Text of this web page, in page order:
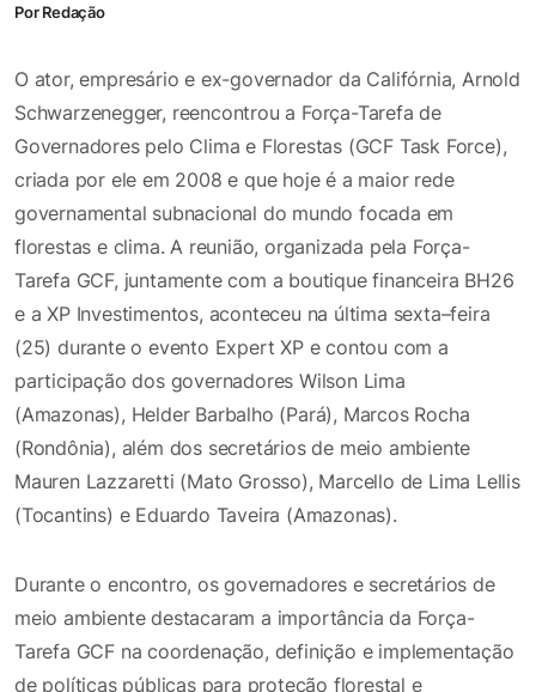
Por Redação
O ator, empresário e ex-governador da Califórnia, Arnold
Schwarzenegger, reencontrou a Força-Tarefa de
Governadores pelo Clima e Florestas (GCF Task Force),
criada por ele em 2008 e que hoje é a maior rede
governamental subnacional do mundo focada em
florestas e clima. A reunião, organizada pela Força-
Tarefa GCF, juntamente com a boutique financeira BH26
e a XP Investimentos, aconteceu na última sexta–feira
(25) durante o evento Expert XP e contou com a
participação dos governadores Wilson Lima
(Amazonas), Helder Barbalho (Pará), Marcos Rocha
(Rondônia), além dos secretários de meio ambiente
Mauren Lazzaretti (Mato Grosso), Marcello de Lima Lellis
(Tocantins) e Eduardo Taveira (Amazonas).
Durante o encontro, os governadores e secretários de
meio ambiente destacaram a importância da Força-
Tarefa GCF na coordenação, definição e implementação
de políticas públicas para proteção florestal e